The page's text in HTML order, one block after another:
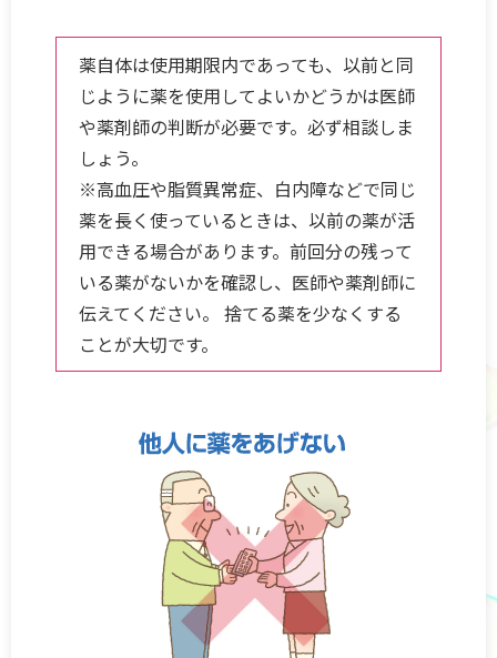
企業サイト
薬自体は使用期限内であっても、以前と同
じように薬を使用してよいかどうかは医師
や薬剤師の判断が必要です。必ず相談しま
しょう。
※高血圧や脂質異常症、白内障などで同じ
薬を長く使っているときは、以前の薬が活
用できる場合があります。前回分の残って
いる薬がないかを確認し、医師や薬剤師に
伝えてください。 捨てる薬を少なくする
ことが大切です。